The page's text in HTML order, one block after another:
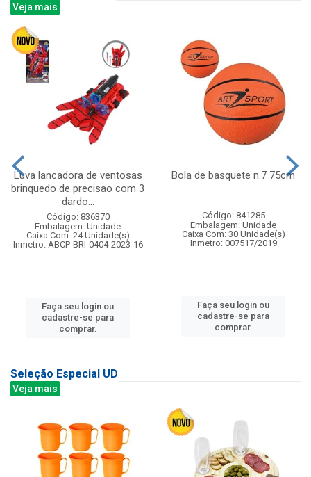
Veja mais
Luva lancadora de ventosas
brinquedo de precisao com 3
dardo...
Código: 836370
Embalagem: Unidade
Caixa Com: 24 Unidade(s)
Inmetro: ABCP-BRI-0404-2023-16
Faça seu login ou
cadastre-se para
comprar.
Bola de basquete n.7 75cm
Código: 841285
Embalagem: Unidade
Caixa Com: 30 Unidade(s)
Inmetro: 007517/2019
Faça seu login ou
cadastre-se para
comprar.
Seleção Especial UD
Veja mais